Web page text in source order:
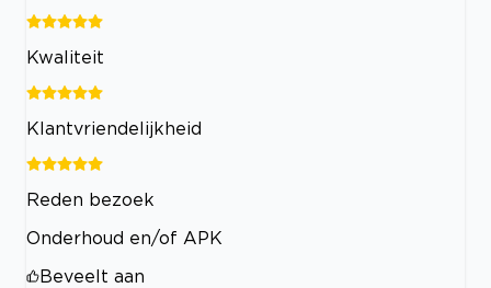
Kwaliteit
Klantvriendelijkheid
Reden bezoek
Onderhoud en/of APK
Beveelt aan